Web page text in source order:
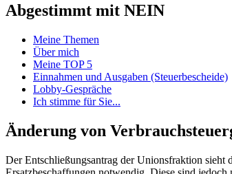
Abgestimmt mit NEIN
Meine Themen
Über mich
Meine TOP 5
Einnahmen und Ausgaben (Steuerbescheide)
Lobby-Gespräche
Ich stimme für Sie...
Änderung von
Der Entschließungsantrag der Unionsfraktion sieht